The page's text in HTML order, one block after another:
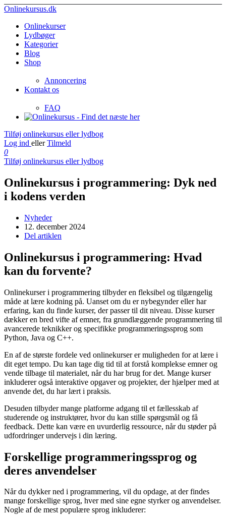
Onlinekursus.dk
Onlinekurser
Lydbøger
Kategorier
Blog
Shop
Annoncering
Kontakt os
FAQ
Tilføj onlinekursus eller lydbog
Log ind eller Tilmeld
0
Tilføj onlinekursus eller lydbog
Onlinekursus i programmering: Dyk ned
i kodens verden
Nyheder
12. december 2024
Del artiklen
Onlinekursus i programmering: Hvad
kan du forvente?
Onlinekurser i programmering tilbyder en fleksibel og tilgængelig
måde at lære kodning på. Uanset om du er nybegynder eller har
erfaring, kan du finde kurser, der passer til dit niveau. Disse kurser
dækker en bred vifte af emner, fra grundlæggende programmering til
avancerede teknikker og specifikke programmeringssprog som
Python, Java og C++.
En af de største fordele ved onlinekurser er muligheden for at lære i
dit eget tempo. Du kan tage dig tid til at forstå komplekse emner og
vende tilbage til materialet, når du har brug for det. Mange kurser
inkluderer også interaktive opgaver og projekter, der hjælper med at
anvende det, du har lært i praksis.
Desuden tilbyder mange platforme adgang til et fællesskab af
studerende og instruktører, hvor du kan stille spørgsmål og få
feedback. Dette kan være en uvurderlig ressource, når du støder på
udfordringer undervejs i din læring.
Forskellige programmeringssprog og
deres anvendelser
Når du dykker ned i programmering, vil du opdage, at der findes
mange forskellige sprog, hver med sine egne styrker og anvendelser.
Nogle af de mest populære sprog inkluderer: